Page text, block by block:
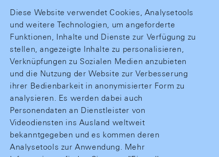
Diese Website verwendet Cookies, Analysetools
und weitere Technologien, um angeforderte
Funktionen, Inhalte und Dienste zur Verfügung zu
stellen, angezeigte Inhalte zu personalisieren,
Verknüpfungen zu Sozialen Medien anzubieten
und die Nutzung der Website zur Verbesserung
ihrer Bedienbarkeit in anonymisierter Form zu
analysieren. Es werden dabei auch
Personendaten an Dienstleister von
Videodiensten ins Ausland weltweit
bekanntgegeben und es kommen deren
Analysetools zur Anwendung. Mehr